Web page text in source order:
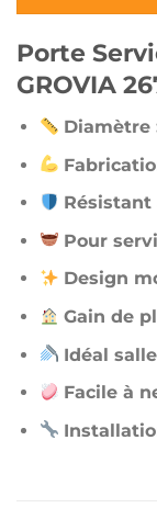
Porte
GROVIA
Diamètre
Pour
Design
Gain de
Idéal
Facile à